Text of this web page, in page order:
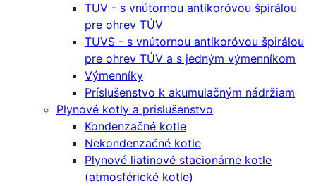
TUV - s vnútornou antikoróvou špirálou
pre ohrev TÚV
TUVS - s vnútornou antikoróvou špirálou
pre ohrev TÚV a s jedným výmenníkom
Výmenníky
Príslušenstvo k akumulačným nádržiam
Plynové kotly a prislušenstvo
Kondenzačné kotle
Nekondenzačné kotle
Plynové liatinové stacionárne kotle
(atmosférické kotle)